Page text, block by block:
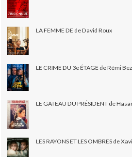
LA FEMME DE de David Roux
LE CRIME DU 3e ÉTAGE de Rémi
LE GÂTEAU DU PRÉSIDENT de
LES RAYONS ET LES OMBRES de